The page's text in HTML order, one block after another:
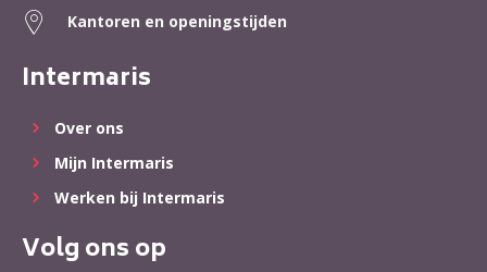
Kantoren en openingstijden
Intermaris
Over ons
Mijn Intermaris
Werken bij Intermaris
Volg ons op